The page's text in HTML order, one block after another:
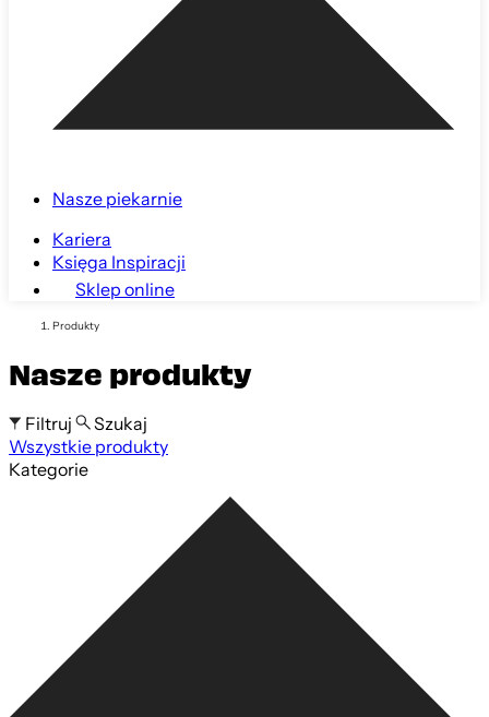
Nasze piekarnie
Kariera
Księga Inspiracji
Sklep online
Produkty
Nasze produkty
Filtruj
Szukaj
Wszystkie produkty
Szukaj po nazwie produktu
Kategorie